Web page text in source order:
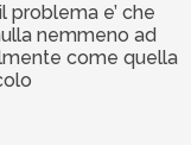
problema e’ che
nemmeno ad
come quella